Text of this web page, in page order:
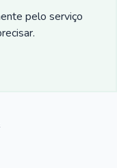
pelo serviço